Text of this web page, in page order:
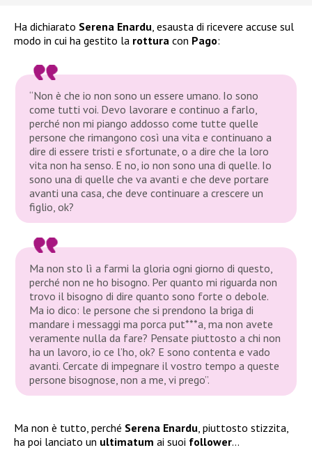
Ha dichiarato Serena Enardu , esausta di ricevere accuse sul
modo in cui ha gestito la rottura con Pago:
“Non è che io non sono un essere umano. Io sono
come tutti voi. Devo lavorare e continuo a farlo,
perché non mi piango addosso come tutte quelle
persone che rimangono così una vita e continuano a
dire di essere tristi e sfortunate, o a dire che la loro
vita non ha senso. E no, io non sono una di quelle. Io
sono una di quelle che va avanti e che deve portare
avanti una casa, che deve continuare a crescere un
figlio, ok?
Ma non sto lì a farmi la gloria ogni giorno di questo,
perché non ne ho bisogno. Per quanto mi riguarda non
trovo il bisogno di dire quanto sono forte o debole.
Ma io dico: le persone che si prendono la briga di
mandare i messaggi ma porca put***a, ma non avete
veramente nulla da fare? Pensate piuttosto a chi non
ha un lavoro, io ce l’ho, ok? E sono contenta e vado
avanti. Cercate di impegnare il vostro tempo a queste
persone bisognose, non a me, vi prego”.
Ma non è tutto, perché Serena Enardu , piuttosto stizzita,
ha poi lanciato un ultimatum ai suoi follower…